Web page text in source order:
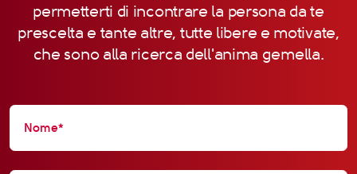
permetterti di incontrare la persona da te
prescelta e tante altre, tutte libere e motivate,
che sono alla ricerca dell'anima gemella.